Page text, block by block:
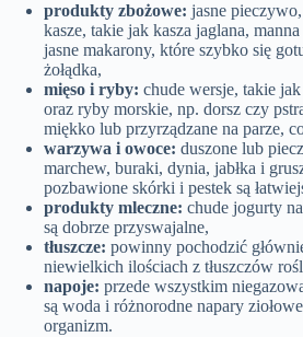
produkty zbożowe: jasne
kasze, takie jak kasza jaglana,
jasne makarony, które szybko się
żołądka,
mięso i ryby: chude wersje, takie
oraz ryby morskie, np. dorsz czy
miękko lub przyrządzane na parze,
warzywa i owoce: duszone lub
marchew, buraki, dynia, jabłka i
pozbawione skórki i pestek są
produkty mleczne: chude jogurty
są dobrze przyswajalne,
tłuszcze: powinny pochodzić
niewielkich ilościach z tłuszczów
napoje: przede wszystkim
są woda i różnorodne napary
organizm.